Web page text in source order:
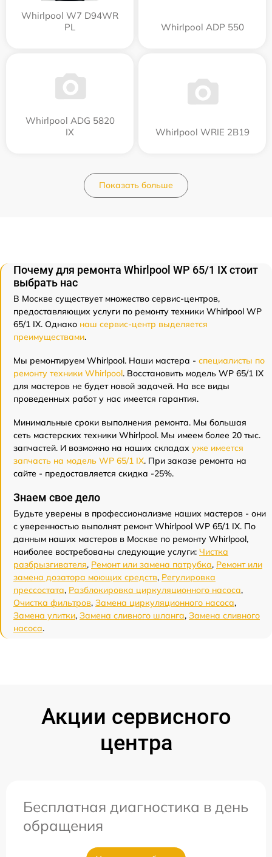
Whirlpool W7 D94WR
PL
Whirlpool ADP 550
Whirlpool ADG 5820
IX
Whirlpool WRIE 2B19
Показать больше
Почему для ремонта Whirlpool WP 65/1 IX стоит
выбрать нас
В Москве существует множество сервис-центров,
предоставляющих услуги по ремонту техники Whirlpool WP
65/1 IX. Однако наш сервис-центр выделяется
преимуществами.
Мы ремонтируем Whirlpool. Наши мастера - специалисты по
ремонту техники Whirlpool. Восстановить модель WP 65/1 IX
для мастеров не будет новой задачей. На все виды
проведенных работ у нас имеется гарантия.
Минимальные сроки выполнения ремонта. Мы большая
сеть мастерских техники Whirlpool. Мы имеем более 20 тыс.
запчастей. И возможно на наших складах уже имеется
запчасть на модель WP 65/1 IX. При заказе ремонта на
сайте - предоставляется скидка -25%.
Знаем свое дело
Будьте уверены в профессионализме наших мастеров - они
с уверенностью выполнят ремонт Whirlpool WP 65/1 IX. По
данным наших мастеров в Москве по ремонту Whirlpool,
наиболее востребованы следующие услуги: Чистка
разбрызгивателя, Ремонт или замена патрубка, Ремонт или
замена дозатора моющих средств, Регулировка
прессостата, Разблокировка циркуляционного насоса,
Очистка фильтров, Замена циркуляционного насоса,
Замена улитки, Замена сливного шланга, Замена сливного
насоса.
Акции сервисного
центра
Бесплатная диагностика в день
обращения